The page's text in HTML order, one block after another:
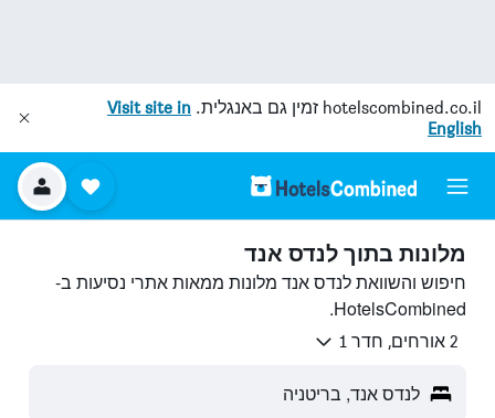
hotelscombined.co.il זמין גם באנגלית. Visit site in
English
מלונות בתוך לנדס אנד
חיפוש והשוואת לנדס אנד מלונות ממאות אתרי נסיעות ב-
HotelsCombined.
2 אורחים, חדר 1
לנדס אנד, בריטניה